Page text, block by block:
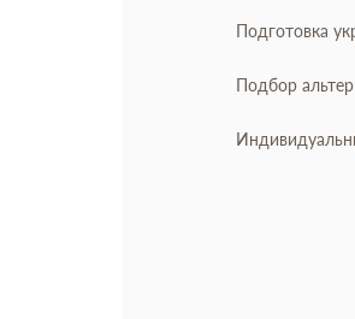
Подготовка
Подбор